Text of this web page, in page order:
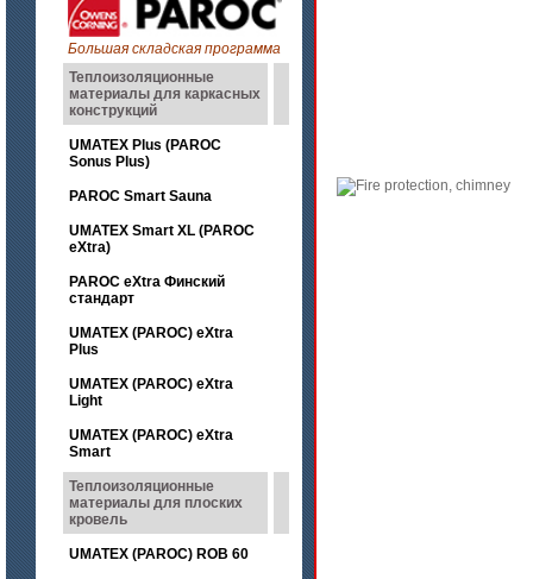
Большая складская программа
Теплоизоляционные
материалы для каркасных
конструкций
UMATEX Plus (PAROC
Sonus Plus)
PAROC Smart Sauna
UMATEX Smart XL (PAROC
eXtra)
PAROC eXtra Финский
стандарт
UMATEX (PAROC) eXtra
Plus
UMATEX (PAROC) eXtra
Light
UMATEX (PAROC) eXtra
Smart
Теплоизоляционные
материалы для плоских
кровель
UMATEX (PAROC) ROB 60